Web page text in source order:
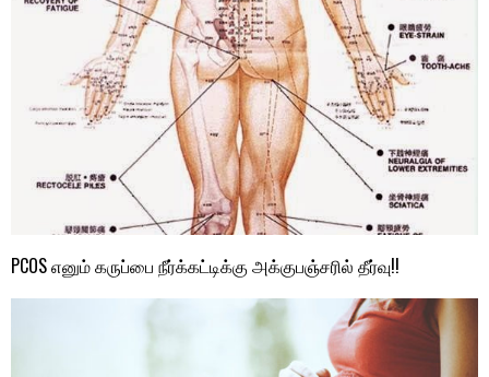
PCOS எனும் கருப்பை நீர்க்கட்டிக்கு அக்குபஞ்சரில் தீர்வு!!